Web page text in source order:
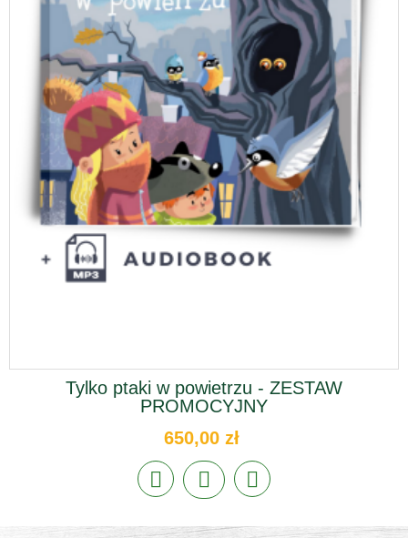
Tylko ptaki w powietrzu - ZESTAW
PROMOCYJNY
650,00 zł